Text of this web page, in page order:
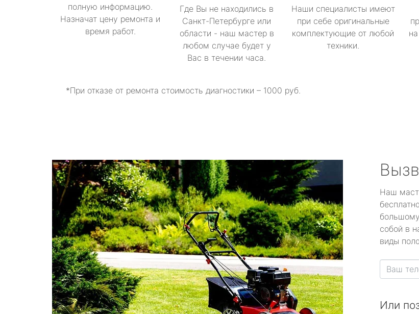
полную информацию.
Назначат цену ремонта и
время работ.
Где Вы не находились в
Санкт-Петербурге или
области - наш мастер в
любом случае будет у
Вас в течении часа.
Наши специалисты имеют
при себе оригинальные
комплектующие от любой
техники.
*При отказе от ремонта стоимость диагностики – 1000 руб.
Наш
собой в
виды
Или